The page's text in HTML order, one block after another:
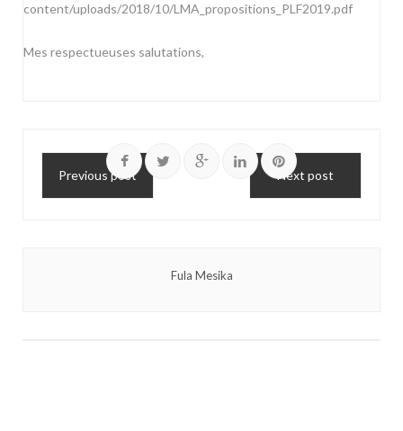
content/uploads/2018/10/LMA_propositions_PLF2019.pdf
Mes respectueuses salutations,
Previous post Next post
Fula Mesika